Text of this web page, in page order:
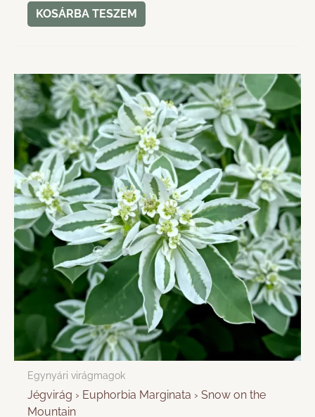
KOSÁRBA TESZEM
Egynyári virágmagok
Jégvirág › Euphorbia Marginata › Snow on the
Mountain